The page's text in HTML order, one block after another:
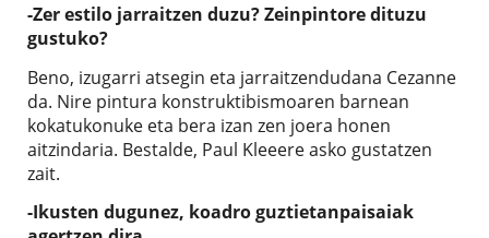
-Zer estilo jarraitzen duzu? Zeinpintore dituzu
gustuko?
Beno, izugarri atsegin eta jarraitzendudana Cezanne
da. Nire pintura konstruktibismoaren barnean
kokatukonuke eta bera izan zen joera honen
aitzindaria. Bestalde, Paul Kleeere asko gustatzen
zait.
-Ikusten dugunez, koadro guztietanpaisaiak